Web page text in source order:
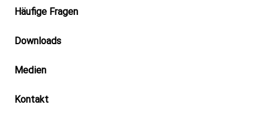
Footer
Häufige Fragen
Downloads
Medien
Kontakt